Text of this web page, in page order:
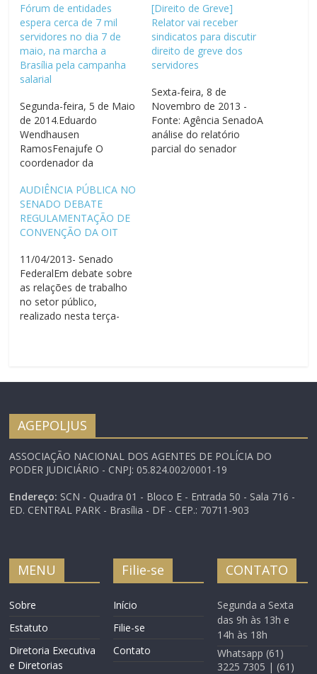
Fórum de entidades
espera cerca de 7 mil
servidores no dia 7 de
maio, na marcha a
Brasília pela campanha
salarial
Segunda-feira, 5 de Maio
de 2014.Eduardo
Wendhausen
RamosFenajufe O
coordenador da
Arcangeli, participou da
reunião do Fórum de
Entidades Nacionais dos
Servidores Públicos
terça-feira (29/04).
Também estiveram
presentes
representantes do
Andes-SN, Condsef,
[Direito de Greve]
Relator vai receber
sindicatos para discutir
direito de greve dos
servidores
Sexta-feira, 8 de
Novembro de 2013 -
Fonte: Agência SenadoA
análise do relatório
parcial do senador
AUDIÊNCIA PÚBLICA NO
SENADO DEBATE
REGULAMENTAÇÃO DE
CONVENÇÃO DA OIT
11/04/2013- Senado
FederalEm debate sobre
as relações de trabalho
no setor público,
realizado nesta terça-
servidores públicos
regulamentação da
Convenção 151, da
Organização
Internacional do
Trabalho (OIT). Em
estão a organização
sindical, a negociação
AGEPOLJUS
ASSOCIAÇÃO NACIONAL DOS AGENTES DE POLÍCIA DO
PODER JUDICIÁRIO - CNPJ: 05.824.002/0001-19
Endereço: SCN - Quadra 01 - Bloco E - Entrada 50 - Sala 716 -
ED. CENTRAL PARK - Brasília - DF - CEP.: 70711-903
MENU
Sobre
Estatuto
Diretoria Executiva
e Diretorias
Filie-se
Início
Filie-se
Contato
CONTATO
Segunda a Sexta
das 9h às 13h e
14h às 18h
Whatsapp (61)
3225 7305 | (61)